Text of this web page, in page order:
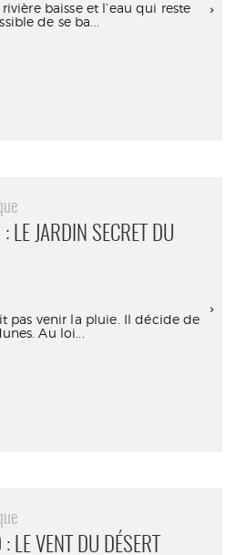
baisse et l’eau qui reste
de se ba...
: LE JARDIN SECRET DU
pas venir la pluie. Il décide de
Au loi...
LE VENT DU DÉSERT